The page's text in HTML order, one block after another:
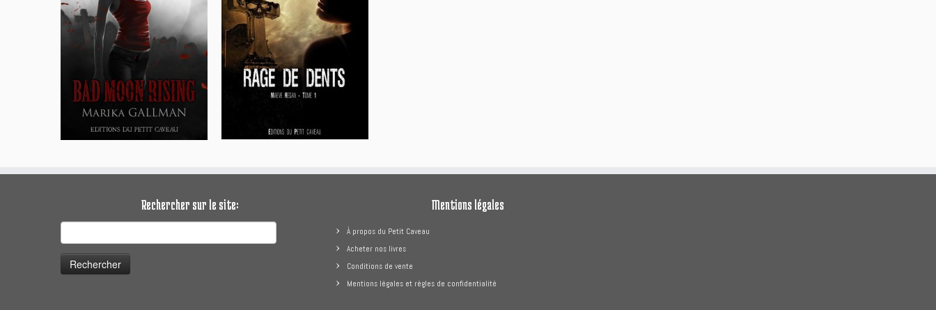
Rechercher sur le site: Mentions légales
À propos du Petit Caveau
Acheter nos livres
Conditions de vente
Mentions légales et règles de confidentialité